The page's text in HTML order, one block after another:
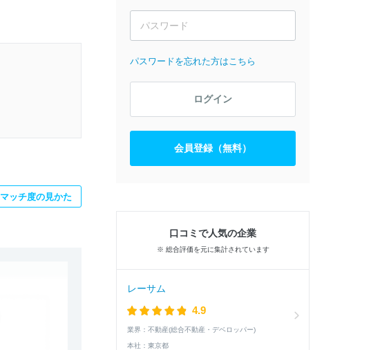
マッチ度の見かた
パスワードを忘れた方はこちら
ログイン
会員登録（無料）
口コミで人気の企業
※ 総合評価を元に集計されています
レーサム
4.9
業界： 不動産(総合不動産・デベロッパー)
本社： 東京都